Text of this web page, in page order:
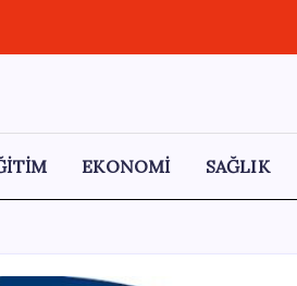
EKONOMİ SAĞLIK